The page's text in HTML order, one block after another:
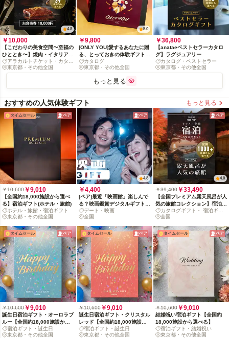
4.8
￥10,000
【こだわりの美食空間〜至福の
ひととき〜】焼肉・イタリア
ン・和食など、厳選39店舗か
ら選べるお食事券 10,000円
アラカルトチケット・カタロ
グ
東京都・その他全国
5.0
￥9,800
[ONLY YOU]愛するあなたに贈
る、とっておきの体験ギフトコ
レクション
カタログ
東京都・その他全国
￥36,800
【anataeベストセラーカタロ
グ】ラグジュアリー
カタログ・ベストセラー
東京都・その他全国
もっと見る
おすすめの人気体験ギフト もっと見る
タイムセール ペア
￥10,600 ￥9,010
【全国約18,000施設から選べ
る】宿泊ギフト(ホテル・旅館)
ホテル・旅館・宿泊ギフト
東京都・その他全国
ペア
4.8
￥4,400
[ペア]最近「映画館」楽しんで
る？映画鑑賞デジタルギフトで
映画の没入体験を贈ろう
デート・映画
全国
ペア
4.0
￥39,400￥33,490
【全国プレミアム露天風呂が人
気の旅館コレクション】宿泊カ
タログギフト: 掲載数1,000+施
設〜
カタログギフト・ 宿泊ギフ
ト
全国
タイムセール ペア
￥10,600 ￥9,010
誕生日宿泊ギフト・オーロラブ
ルー【全国約18,000施設から
選べる】
宿泊ギフト・誕生日
東京都・その他全国
タイムセール ペア
￥10,600￥9,010
誕生日宿泊ギフト・クリスタル
レッド【全国約18,000施設か
ら選べる】
宿泊ギフト・誕生日
東京都・その他全国
タイムセール ペア
￥10,600￥9,010
結婚祝い宿泊ギフト【全国約
18,000施設から選べる】
宿泊ギフト・結婚祝い
東京都・その他全国